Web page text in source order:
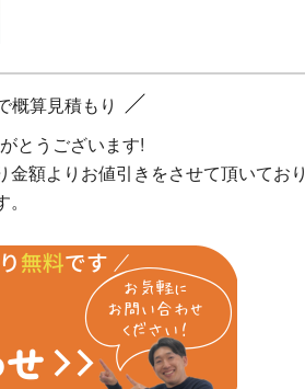
概算見積もり
とうございます!
額よりお値引きをさせて頂いており